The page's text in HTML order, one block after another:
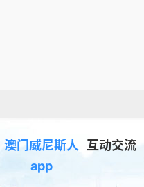
澳门威尼斯人
app
互动交流